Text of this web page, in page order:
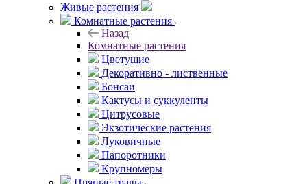
Живые растения
Комнатные растения
Назад
Комнатные растения
Цветущие
Декоративно - лиственные
Бонсаи
Кактусы и суккуленты
Цитрусовые
Экзотические растения
Луковичные
Папоротники
Крупномеры